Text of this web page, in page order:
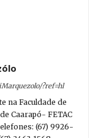
?ref=hl
na Faculdade de
Caarapó- FETAC
(67) 9926-